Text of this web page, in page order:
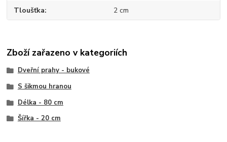
Tloušťka 2 cm
Zboží zařazeno v kategoriích
Dveřní prahy - bukové
S šikmou hranou
Délka - 80 cm
Šířka - 20 cm